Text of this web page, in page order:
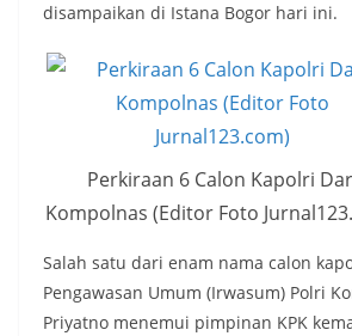
disampaikan di Istana Bogor hari ini.
Perkiraan 6 Calon Kapolri
Kompolnas (Editor Foto
Salah satu dari enam nama calon
Pengawasan Umum (Irwasum) Polri
Priyatno menemui pimpinan KPK